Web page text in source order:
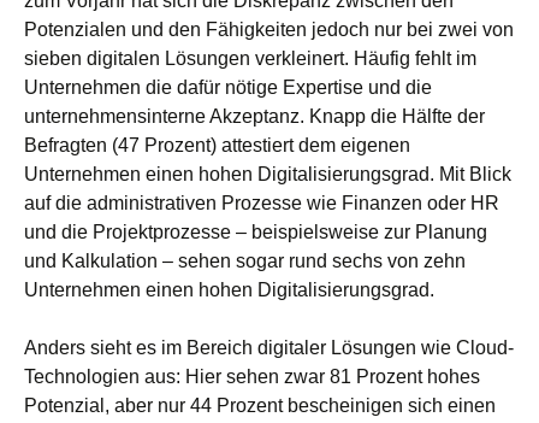
Potenzialen und den Fähigkeiten jedoch nur bei zwei von
sieben digitalen Lösungen verkleinert. Häufig fehlt im
Unternehmen die dafür nötige Expertise und die
unternehmensinterne Akzeptanz. Knapp die Hälfte der
Befragten (47 Prozent) attestiert dem eigenen
Unternehmen einen hohen Digitalisierungsgrad. Mit Blick
auf die administrativen Prozesse wie Finanzen oder HR
und die Projektprozesse – beispielsweise zur Planung
und Kalkulation – sehen sogar rund sechs von zehn
Unternehmen einen hohen Digitalisierungsgrad.
Anders sieht es im Bereich digitaler Lösungen wie Cloud-
Technologien aus: Hier sehen zwar 81 Prozent hohes
Potenzial, aber nur 44 Prozent bescheinigen sich einen